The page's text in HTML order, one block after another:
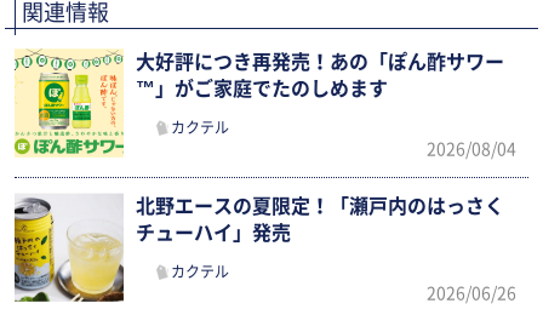
関連情報
大好評につき再発売！あの「ぽん酢サワー
™」がご家庭でたのしめます
カクテル
2026/08/04
北野エースの夏限定！「瀬戸内のはっさく
チューハイ」発売
カクテル
2026/06/26